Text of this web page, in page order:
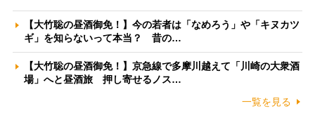
【大竹聡の昼酒御免！】今の若者は「なめろう」や「キヌカツ
ギ」を知らないって本当？ 昔の…
【大竹聡の昼酒御免！】京急線で多摩川越えて「川崎の大衆酒
場」へと昼酒旅 押し寄せるノス…
一覧を見る